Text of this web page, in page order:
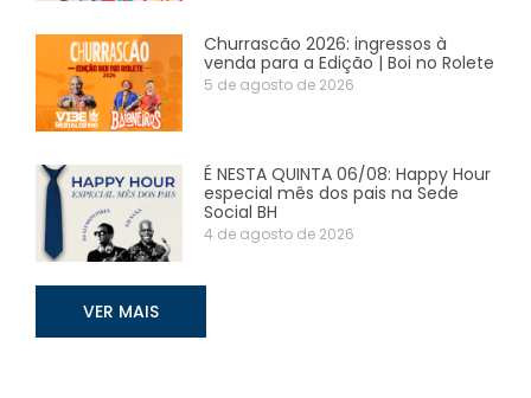
Churrascão 2026: ingressos à
venda para a Edição | Boi no Rolete
5 de agosto de 2026
É NESTA QUINTA 06/08: Happy Hour
especial mês dos pais na Sede
Social BH
4 de agosto de 2026
VER MAIS